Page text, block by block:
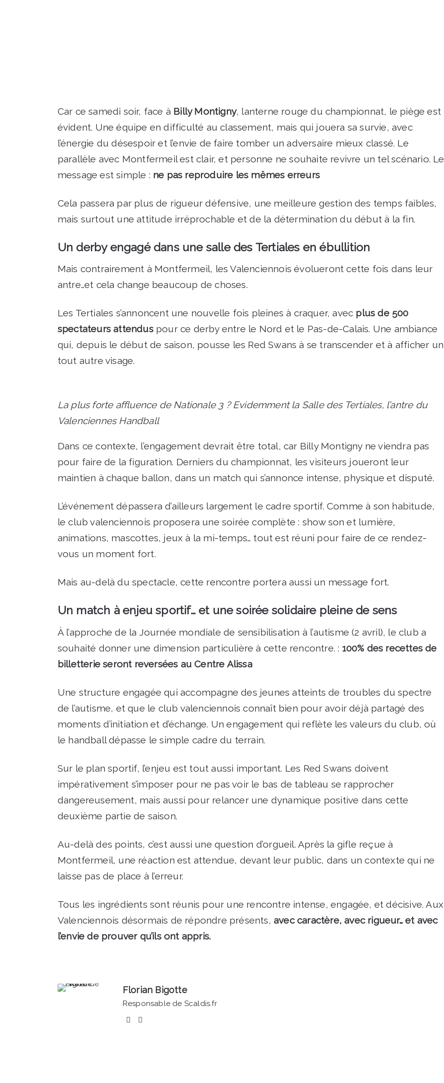
Car ce samedi soir, face à Billy Montigny, lanterne rouge du championnat, le piège est
évident. Une équipe en difficulté au classement, mais qui jouera sa survie, avec
l’énergie du désespoir et l’envie de faire tomber un adversaire mieux classé. Le
parallèle avec Montfermeil est clair, et personne ne souhaite revivre un tel scénario. Le
message est simple : ne pas reproduire les mêmes erreurs
Cela passera par plus de rigueur défensive, une meilleure gestion des temps faibles,
mais surtout une attitude irréprochable et de la détermination du début à la fin.
Un derby engagé dans une salle des Tertiales en ébullition
Mais contrairement à Montfermeil, les Valenciennois évolueront cette fois dans leur
antre…et cela change beaucoup de choses.
Les Tertiales s’annoncent une nouvelle fois pleines à craquer, avec plus de 500
spectateurs attenduspour ce derby entre le Nord et le Pas-de-Calais. Une ambiance
qui, depuis le début de saison, pousse les Red Swans à se transcender et à afficher un
tout autre visage.
La plus forte affluence de Nationale 3 ? Evidemment la Salle des Tertiales, l’antre du
Valenciennes Handball
Dans ce contexte, l’engagement devrait être total, car Billy Montigny ne viendra pas
pour faire de la figuration. Derniers du championnat, les visiteurs joueront leur
maintien à chaque ballon, dans un match qui s’annonce intense, physique et disputé.
L’événement dépassera d’ailleurs largement le cadre sportif. Comme à son habitude,
le club valenciennois proposera une soirée complète : show son et lumière,
animations, mascottes, jeux à la mi-temps… tout est réuni pour faire de ce rendez-
vous un moment fort.
Mais au-delà du spectacle, cette rencontre portera aussi un message fort.
Un match à enjeu sportif… et une soirée solidaire pleine de sens
À l’approche de la Journée mondiale de sensibilisation à l’autisme (2 avril), le club a
souhaité donner une dimension particulière à cette rencontre. : 100% des recettes de
billetterie seront reversées au Centre Alissa
Une structure engagée qui accompagne des jeunes atteints de troubles du spectre
de l’autisme, et que le club valenciennois connaît bien pour avoir déjà partagé des
moments d’initiation et d’échange. Un engagement qui reflète les valeurs du club, où
le handball dépasse le simple cadre du terrain.
Sur le plan sportif, l’enjeu est tout aussi important. Les Red Swans doivent
impérativement s’imposer pour ne pas voir le bas de tableau se rapprocher
dangereusement, mais aussi pour relancer une dynamique positive dans cette
deuxième partie de saison.
Au-delà des points, c’est aussi une question d’orgueil. Après la gifle reçue à
Montfermeil, une réaction est attendue, devant leur public, dans un contexte qui ne
laisse pas de place à l’erreur.
Tous les ingrédients sont réunis pour une rencontre intense, engagée, et décisive. Aux
Valenciennois désormais de répondre présents, avec caractère, avec rigueur… et avec
l’envie de prouver qu’ils ont appris.
Florian Bigotte
Responsable de Scaldis.fr
Facebook